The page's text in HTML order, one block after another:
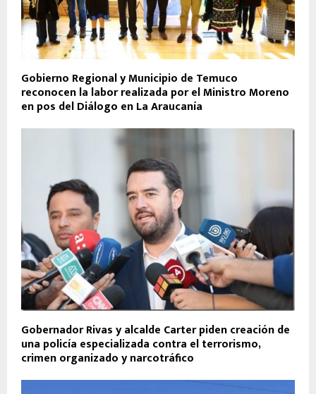
Gobierno Regional y Municipio de Temuco
reconocen la labor realizada por el Ministro Moreno
en pos del Diálogo en La Araucanía
Gobernador Rivas y alcalde Carter piden creación de
una policía especializada contra el terrorismo,
crimen organizado y narcotráfico